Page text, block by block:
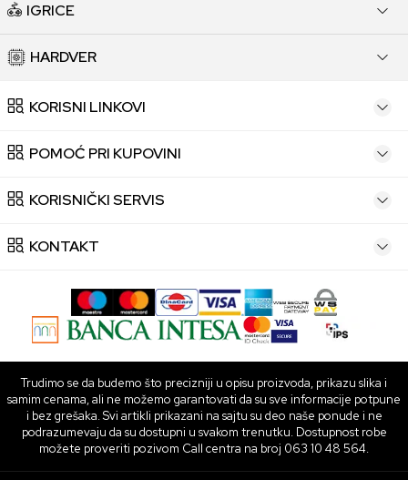
IGRICE
HARDVER
KORISNI LINKOVI
POMOĆ PRI KUPOVINI
KORISNIČKI SERVIS
KONTAKT
Trudimo se da budemo što precizniji u opisu proizvoda, prikazu slika i
samim cenama, ali ne možemo garantovati da su sve informacije potpune
i bez grešaka. Svi artikli prikazani na sajtu su deo naše ponude i ne
podrazumevaju da su dostupni u svakom trenutku. Dostupnost robe
možete proveriti pozivom Call centra na broj 063 10 48 564.